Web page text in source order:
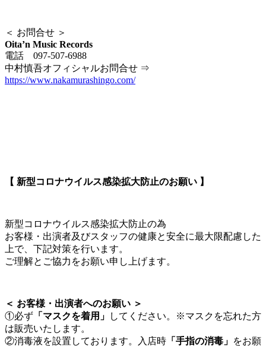
＜ お問合せ ＞
Oita’n Music Records
電話 097-507-6988
中村慎吾オフィシャルお問合せ ⇒
https://www.nakamurashingo.com/
【 新型コロナウイルス感染拡大防止のお願い 】
新型コロナウイルス感染拡大防止の為
お客様・出演者及びスタッフの健康と安全に最大限配慮した
上で、下記対策を行います。
ご理解とご協力をお願い申し上げます。
＜ お客様・出演者へのお願い ＞
①必ず 「マスクを着用」
してください。※マスクを忘れた方
は販売いたします。
②消毒液を設置しております。入店時 「手指の消毒」 をお願